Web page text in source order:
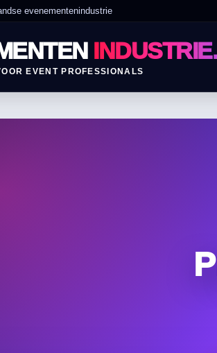
evenementenindustrie
EVENT PROFESSIONALS